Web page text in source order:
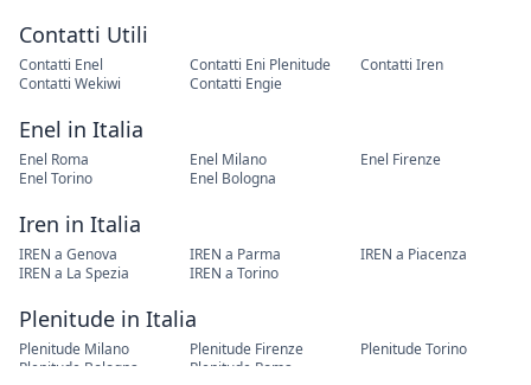
Contatti Utili
Contatti Enel Contatti Eni Plenitude
Contatti Iren
Contatti Wekiwi
Contatti Engie
Enel in Italia
Enel Roma Enel Milano
Enel Firenze
Enel Torino
Enel Bologna
Iren in Italia
IREN a Genova IREN a Parma
IREN a Piacenza
IREN a La Spezia
IREN a Torino
Plenitude in Italia
Plenitude Milano Plenitude Firenze
Plenitude Torino
Plenitude Bologna
Plenitude Roma